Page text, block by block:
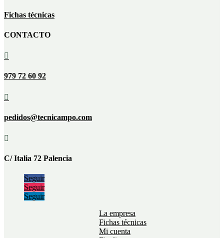
Fichas técnicas
CONTACTO

979 72 60 92

pedidos@tecnicampo.com

C/ Italia 72 Palencia
Seguir
Seguir
Seguir
La empresa
Fichas técnicas
Mi cuenta